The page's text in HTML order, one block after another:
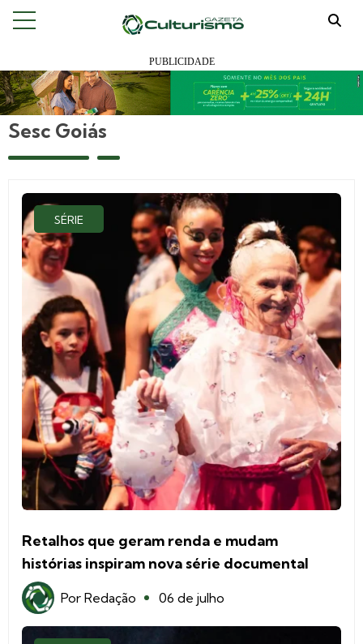
Sesc Goiás
SÉRIE
Retalhos que geram renda e mudam
histórias inspiram nova série documental
Por Redação 06 de julho